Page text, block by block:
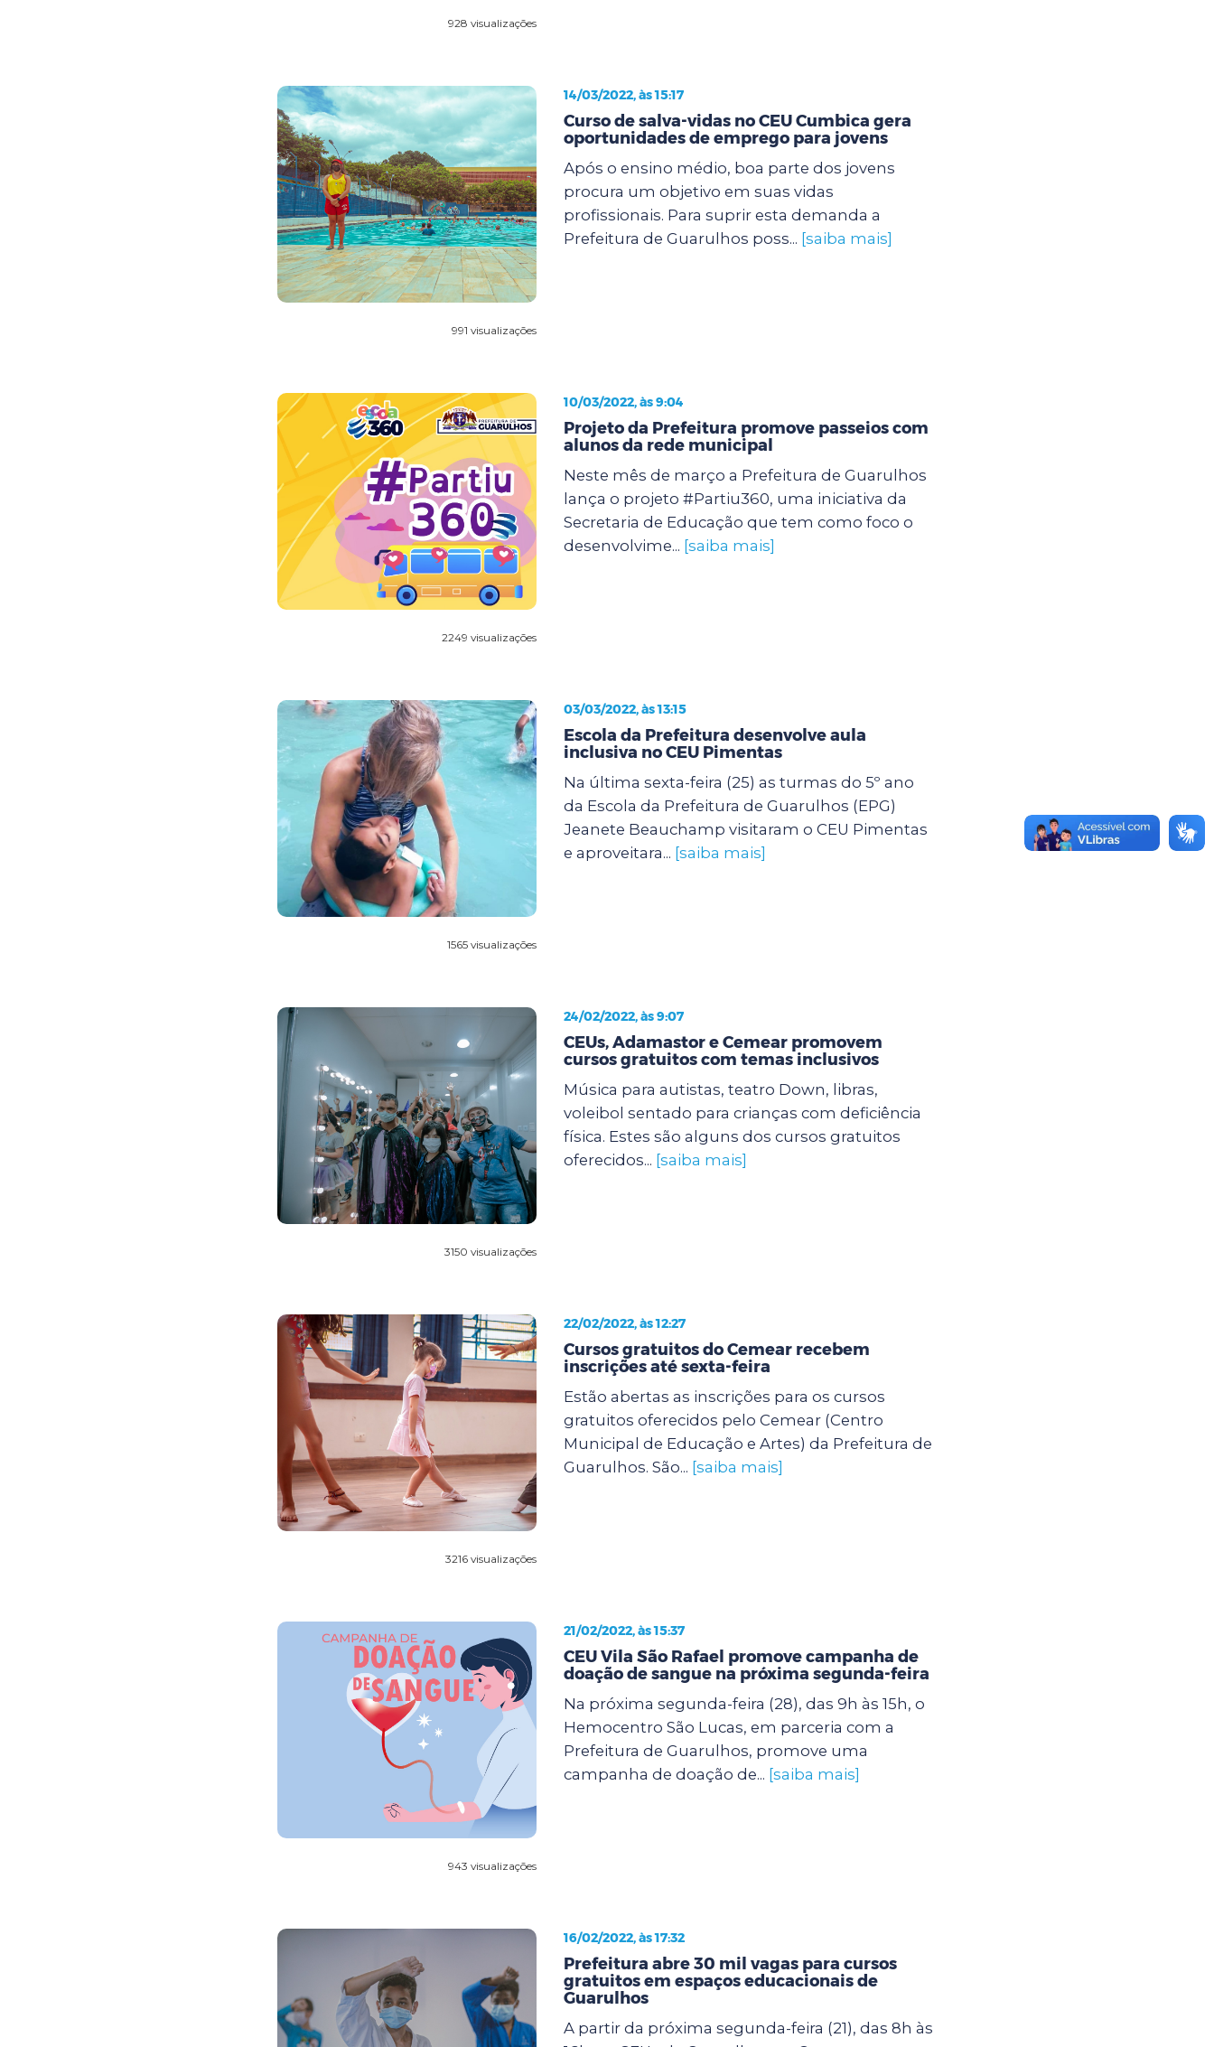
928 visualizações
991 visualizações
14/03/2022, às 15:17
Curso de salva-vidas no CEU Cumbica gera
oportunidades de emprego para jovens
Após o ensino médio, boa parte dos jovens
procura um objetivo em suas vidas
profissionais. Para suprir esta demanda a
Prefeitura de Guarulhos poss... [saiba mais]
2249 visualizações
10/03/2022, às 9:04
Projeto da Prefeitura promove passeios com
alunos da rede municipal
Neste mês de março a Prefeitura de Guarulhos
lança o projeto #Partiu360, uma iniciativa da
Secretaria de Educação que tem como foco o
desenvolvime... [saiba mais]
1565 visualizações
03/03/2022, às 13:15
Escola da Prefeitura desenvolve aula
inclusiva no CEU Pimentas
Na última sexta-feira (25) as turmas do 5º ano
da Escola da Prefeitura de Guarulhos (EPG)
Jeanete Beauchamp visitaram o CEU Pimentas
e aproveitara... [saiba mais]
3150 visualizações
24/02/2022, às 9:07
CEUs, Adamastor e Cemear promovem
cursos gratuitos com temas inclusivos
Música para autistas, teatro Down, libras,
voleibol sentado para crianças com deficiência
física. Estes são alguns dos cursos gratuitos
oferecidos... [saiba mais]
3216 visualizações
22/02/2022, às 12:27
Cursos gratuitos do Cemear recebem
inscrições até sexta-feira
Estão abertas as inscrições para os cursos
gratuitos oferecidos pelo Cemear (Centro
Municipal de Educação e Artes) da Prefeitura de
Guarulhos. São... [saiba mais]
943 visualizações
21/02/2022, às 15:37
CEU Vila São Rafael promove campanha de
doação de sangue na próxima segunda-feira
Na próxima segunda-feira (28), das 9h às 15h, o
Hemocentro São Lucas, em parceria com a
Prefeitura de Guarulhos, promove uma
campanha de doação de... [saiba mais]
16/02/2022, às 17:32
Prefeitura abre 30 mil vagas para cursos
gratuitos em espaços educacionais de
Guarulhos
A partir da próxima segunda-feira (21), das 8h às